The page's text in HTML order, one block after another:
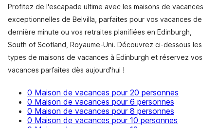
Profitez de l'escapade ultime avec les maisons de vacances
exceptionnelles de Belvilla, parfaites pour vos vacances de
dernière minute ou vos retraites planifiées en Edinburgh,
South of Scotland, Royaume-Uni. Découvrez ci-dessous les
types de maisons de vacances à Edinburgh et réservez vos
vacances parfaites dès aujourd'hui !
0 Maison de vacances pour 20 personnes
0 Maison de vacances pour 6 personnes
0 Maison de vacances pour 8 personnes
0 Maison de vacances pour 10 personnes